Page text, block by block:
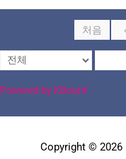
처음
Powered by KBoard
Copyright © 2026